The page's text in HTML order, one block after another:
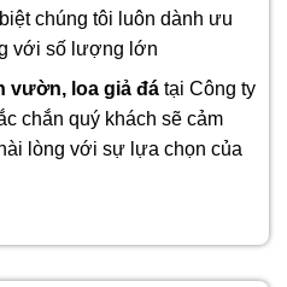
chúng tôi luôn dành ưu
với số lượng lớn
vườn, loa giả đá tại Công ty
chắn quý khách sẽ cảm
lòng với sự lựa chọn của